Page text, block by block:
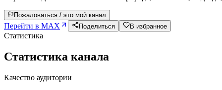
Пожаловаться / это мой канал
Перейти в MAX Поделиться В избранное
Статистика
Статистика канала
Качество аудитории